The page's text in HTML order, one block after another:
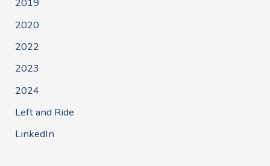
2019
2020
2022
2023
2024
Left and Ride
LinkedIn